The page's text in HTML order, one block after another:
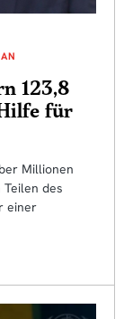
123,8
für
Millionen
des
einer